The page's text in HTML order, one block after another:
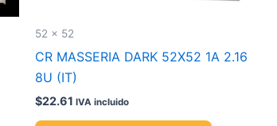
52 x 52
CR MASSERIA DARK 52X52 1A 2.16
8U (IT)
$22.61 IVA incluido